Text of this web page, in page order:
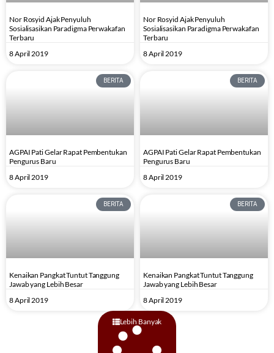
Nor Rosyid Ajak Penyuluh
Sosialisasikan Paradigma Perwakafan
Terbaru
8 April 2019
Nor Rosyid Ajak Penyuluh
Sosialisasikan Paradigma Perwakafan
Terbaru
8 April 2019
BERITA
AGPAI Pati Gelar Rapat Pembentukan
Pengurus Baru
8 April 2019
BERITA
AGPAI Pati Gelar Rapat Pembentukan
Pengurus Baru
8 April 2019
BERITA
Kenaikan Pangkat Tuntut Tanggung
Jawab yang Lebih Besar
8 April 2019
BERITA
Kenaikan Pangkat Tuntut Tanggung
Jawab yang Lebih Besar
8 April 2019
Lebih Banyak